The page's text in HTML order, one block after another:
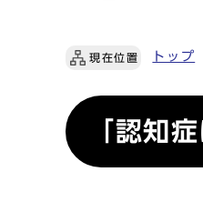
現在位置 トップ
「認知